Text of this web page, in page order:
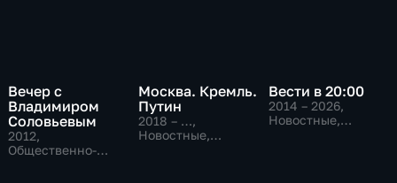
Вечер с
Владимиром
Соловьевым
2012,
Общественно-
Москва. Кремль.
Путин
2018 – …,
Новостные,
Вести в 20:00
2014 – 2026,
Новостные,